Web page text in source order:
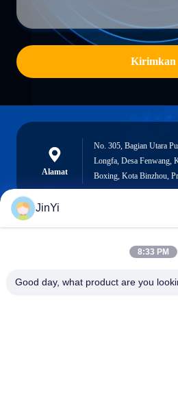
Kirimkan
Alamat
No. 305, Bagian Utara
Longfa, Desa Fenwang,
Boxing, Kota Binzhou,
JinYi
8:33 PM
Good day, what product are you